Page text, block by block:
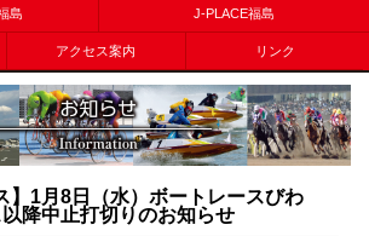
島 J-PLACE福島
アクセス案内 リンク
】1月8日（水）ボートレースびわ
降中止打切りのお知らせ